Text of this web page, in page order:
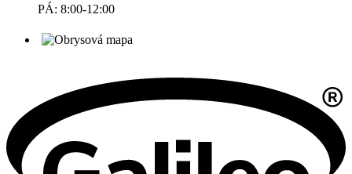
PÁ: 8:00-12:00